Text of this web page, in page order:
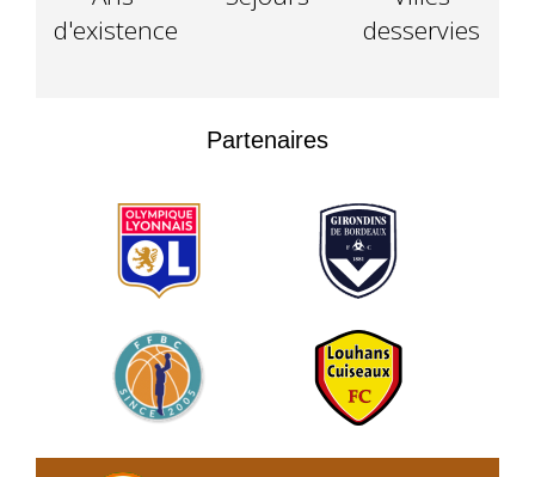
d'existence
desservies
Partenaires